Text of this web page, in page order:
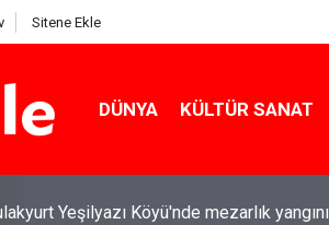
Sitene Ekle
DÜNYA KÜLTÜR SANAT
Yeşilyazı Köyü'nde mezarlık yangını